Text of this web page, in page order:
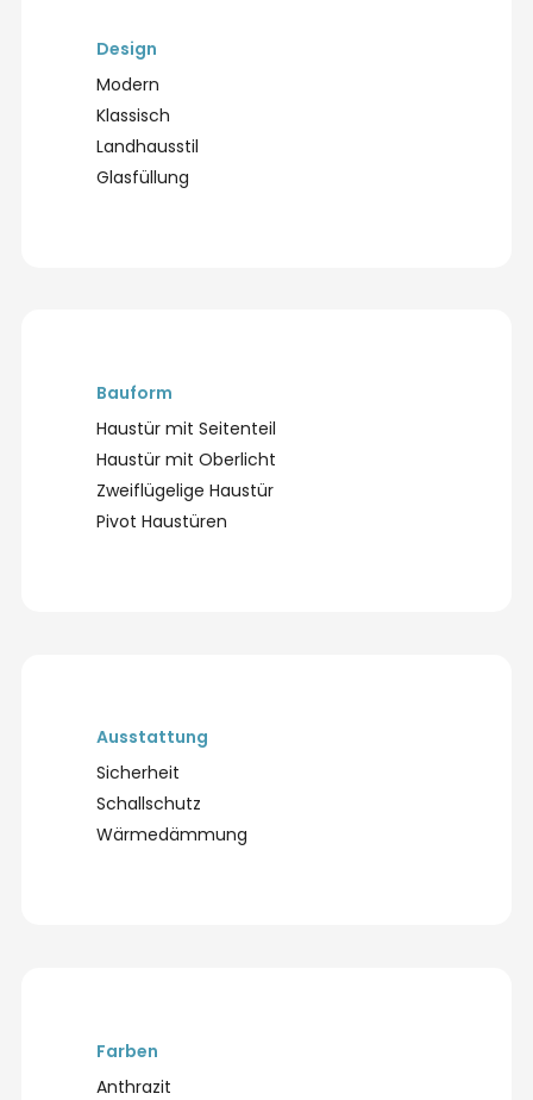
Design
Modern
Klassisch
Landhausstil
Glasfüllung
Bauform
Haustür mit Seitenteil
Haustür mit Oberlicht
Zweiflügelige Haustür
Pivot Haustüren
Ausstattung
Sicherheit
Schallschutz
Wärmedämmung
Farben
Anthrazit